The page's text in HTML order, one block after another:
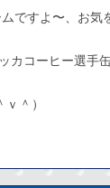
ですよ〜、お気
カコーヒー選手
＾）